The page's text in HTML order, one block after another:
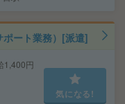
ート業務）[派遣]
1,400円
気になる!